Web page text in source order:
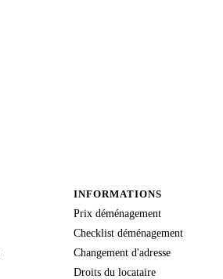
INFORMATIONS
Prix déménagement
Checklist déménagement
Changement d'adresse
Droits du locataire